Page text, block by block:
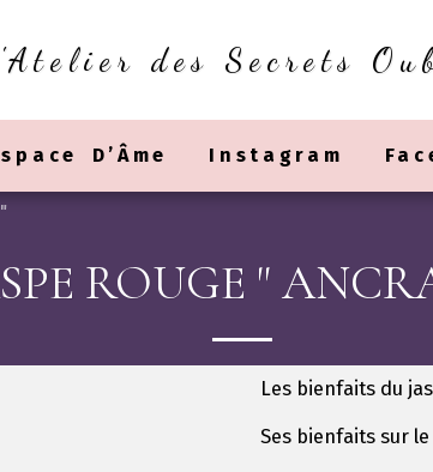
des Secrets
D’Âme Instagram
ROUGE "
Les bienfaits du
Ses bienfaits sur